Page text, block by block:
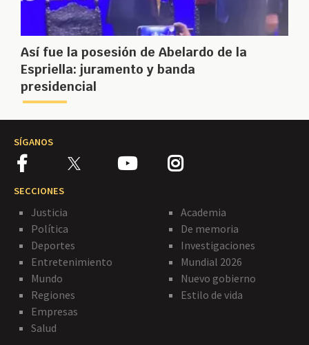
Así fue la posesión de Abelardo de la
Espriella: juramento y banda
presidencial
SÍGANOS
SECCIONES
Justicia
Política
Deportes
Entretenimiento
Mundo
Regiones
Empresas
Salud
Academia
De memoria
Investigaciones
Mundial 2026
Nuevo gobierno
Estilo de vida